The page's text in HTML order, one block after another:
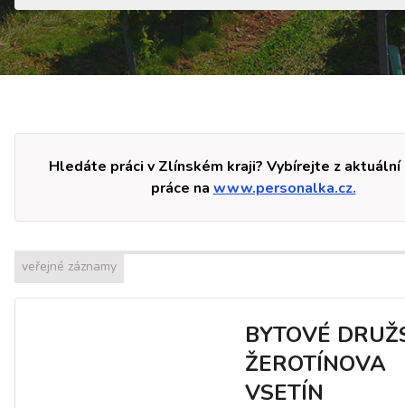
Hledáte práci v Zlínském kraji? Vybírejte z aktuální
práce na www.personalka.cz.
veřejné záznamy
BYTOVÉ
ŽEROTÍNOVA
VSETÍN